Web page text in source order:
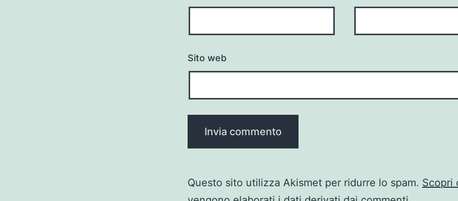
Sito web
Questo sito utilizza Akismet per ridurre lo spam. Scopri